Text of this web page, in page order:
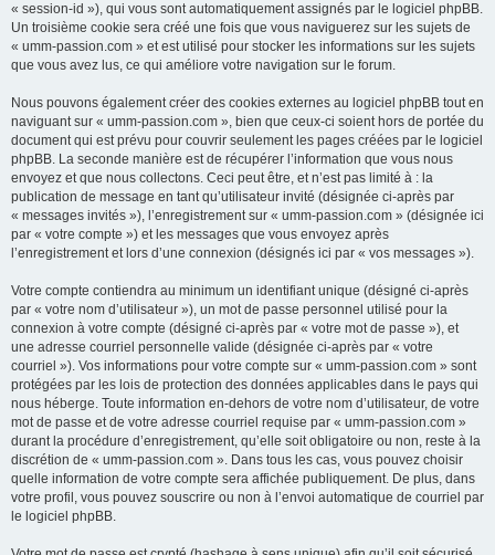
« session-id »), qui vous sont automatiquement assignés par le logiciel phpBB.
Un troisième cookie sera créé une fois que vous naviguerez sur les sujets de
« umm-passion.com » et est utilisé pour stocker les informations sur les sujets
que vous avez lus, ce qui améliore votre navigation sur le forum.
Nous pouvons également créer des cookies externes au logiciel phpBB tout en
naviguant sur « umm-passion.com », bien que ceux-ci soient hors de portée du
document qui est prévu pour couvrir seulement les pages créées par le logiciel
phpBB. La seconde manière est de récupérer l’information que vous nous
envoyez et que nous collectons. Ceci peut être, et n’est pas limité à : la
publication de message en tant qu’utilisateur invité (désignée ci-après par
« messages invités »), l’enregistrement sur « umm-passion.com » (désignée ici
par « votre compte ») et les messages que vous envoyez après
l’enregistrement et lors d’une connexion (désignés ici par « vos messages »).
Votre compte contiendra au minimum un identifiant unique (désigné ci-après
par « votre nom d’utilisateur »), un mot de passe personnel utilisé pour la
connexion à votre compte (désigné ci-après par « votre mot de passe »), et
une adresse courriel personnelle valide (désignée ci-après par « votre
courriel »). Vos informations pour votre compte sur « umm-passion.com » sont
protégées par les lois de protection des données applicables dans le pays qui
nous héberge. Toute information en-dehors de votre nom d’utilisateur, de votre
mot de passe et de votre adresse courriel requise par « umm-passion.com »
durant la procédure d’enregistrement, qu’elle soit obligatoire ou non, reste à la
discrétion de « umm-passion.com ». Dans tous les cas, vous pouvez choisir
quelle information de votre compte sera affichée publiquement. De plus, dans
votre profil, vous pouvez souscrire ou non à l’envoi automatique de courriel par
le logiciel phpBB.